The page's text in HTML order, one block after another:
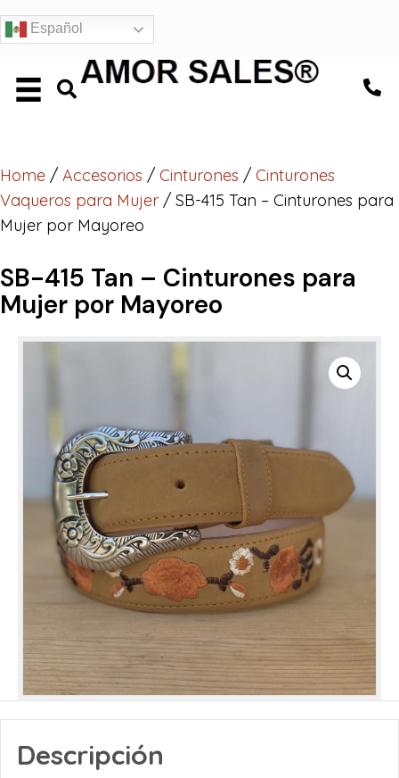
Español
Home / Accesorios / Cinturones / Cinturones
Vaqueros para Mujer / SB-415 Tan – Cinturones para
Mujer por Mayoreo
SB-415 Tan – Cinturones para
Mujer por Mayoreo
Descripción